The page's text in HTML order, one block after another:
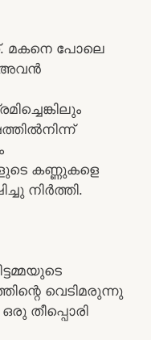
മകനെ പോലെ
അവൻ
കണ്ണുകളെ
നിർത്തി.
വെടിമരുന്നു
തീപ്പൊരി